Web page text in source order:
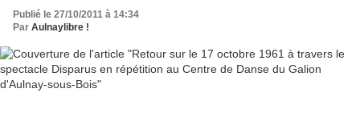
Publié le 27/10/2011 à 14:34
Par Aulnaylibre !